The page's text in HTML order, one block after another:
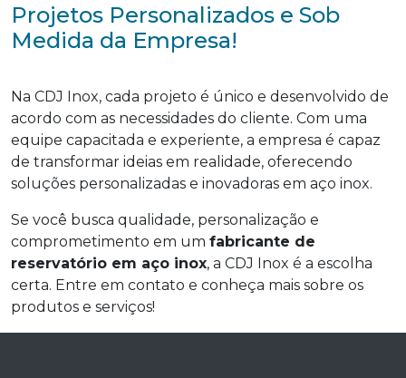
Projetos Personalizados e Sob
Medida da Empresa!
Na CDJ Inox, cada projeto é único e desenvolvido de
acordo com as necessidades do cliente. Com uma
equipe capacitada e experiente, a empresa é capaz
de transformar ideias em realidade, oferecendo
soluções personalizadas e inovadoras em aço inox.
Se você busca qualidade, personalização e
comprometimento em um fabricante de
reservatório em aço inox, a CDJ Inox é a escolha
certa. Entre em contato e conheça mais sobre os
produtos e serviços!